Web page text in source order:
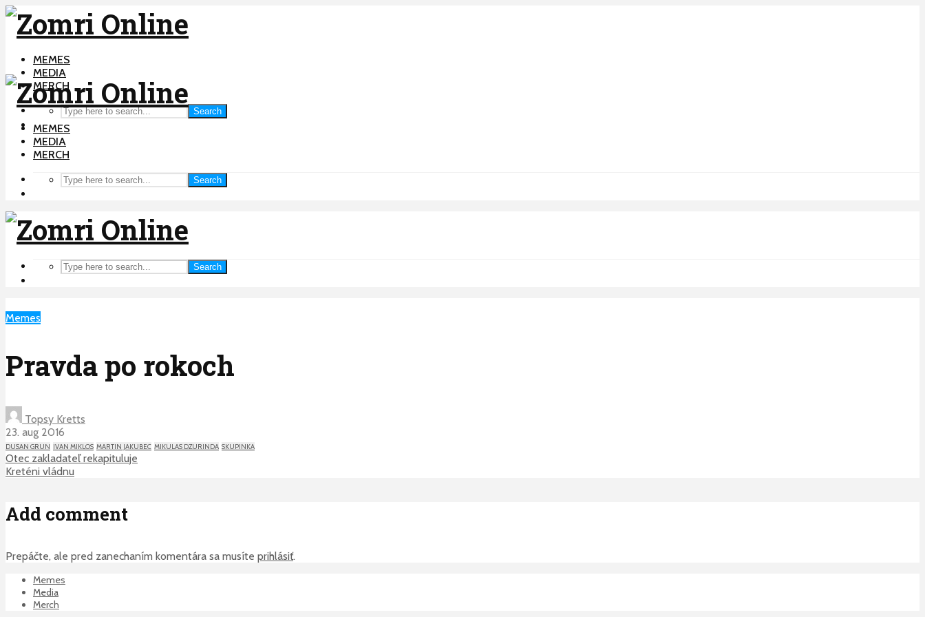
MEMES
MEDIA
MERCH
Search
MEMES
MEDIA
MERCH
Search
Search
Memes
Pravda po rokoch
Topsy Kretts
23. aug 2016
DUSAN GRUN IVAN MIKLOS MARTIN JAKUBEC MIKULAS DZURINDA SKUPINKA
Otec zakladateľ rekapituluje
Kreténi vládnu
Add comment
Prepáčte, ale pred zanechaním komentára sa musíte prihlásiť.
Memes
Media
Merch